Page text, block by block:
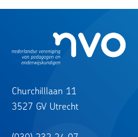
Churchilllaan 11
3527 GV Utrecht